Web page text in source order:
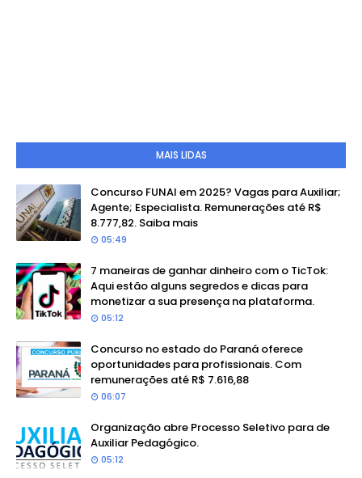
MAIS LIDAS
Concurso FUNAI em 2025? Vagas para Auxiliar;
Agente; Especialista. Remunerações até R$
8.777,82. Saiba mais
05:49
7 maneiras de ganhar dinheiro com o TicTok:
Aqui estão alguns segredos e dicas para
monetizar a sua presença na plataforma.
05:12
Concurso no estado do Paraná oferece
oportunidades para profissionais. Com
remunerações até R$ 7.616,88
06:07
Organização abre Processo Seletivo para de
Auxiliar Pedagógico.
05:12